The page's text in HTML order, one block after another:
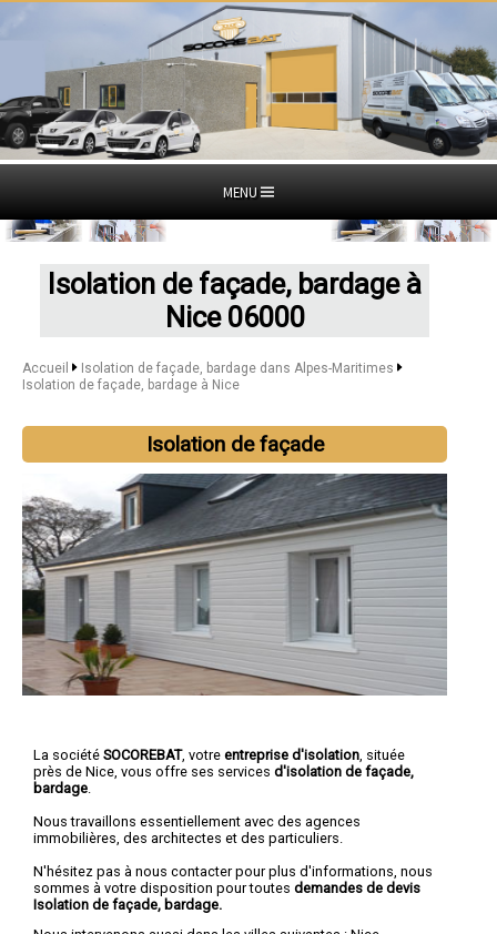
MENU
Isolation de façade, bardage à
Nice 06000
Accueil
Isolation de façade, bardage dans Alpes-Maritimes
Isolation de façade, bardage à Nice
Isolation de façade
La société SOCOREBAT, votre entreprise d'isolation , située
près de Nice, vous offre ses services d'isolation de façade,
bardage
Nous travaillons essentiellement avec des agences
immobilières, des architectes et des particuliers.
N'hésitez pas à nous contacter pour plus d'informations, nous
sommes à votre disposition pour toutes demandes de devis
Isolation de façade, bardage.